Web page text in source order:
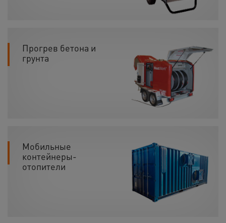
Прогрев бетона и
грунта
Мобильные
контейнеры-
отопители